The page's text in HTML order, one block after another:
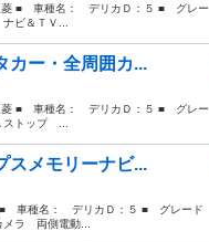
■ 車種名： デリカＤ：５ ■ グレー
ビ＆ＴＶ...
ー・全周囲カ...
■ 車種名： デリカＤ：５ ■ グレー
トップ ...
メモリーナビ...
車種名： デリカＤ：５ ■ グレード
ラ 両側電動...